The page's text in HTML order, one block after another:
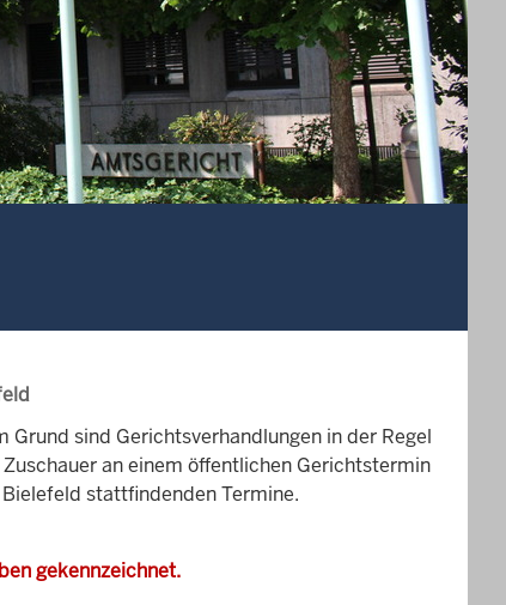
sind Gerichtsverhandlungen in der Regel
an einem öffentlichen Gerichtstermin
stattfindenden Termine.
gekennzeichnet.